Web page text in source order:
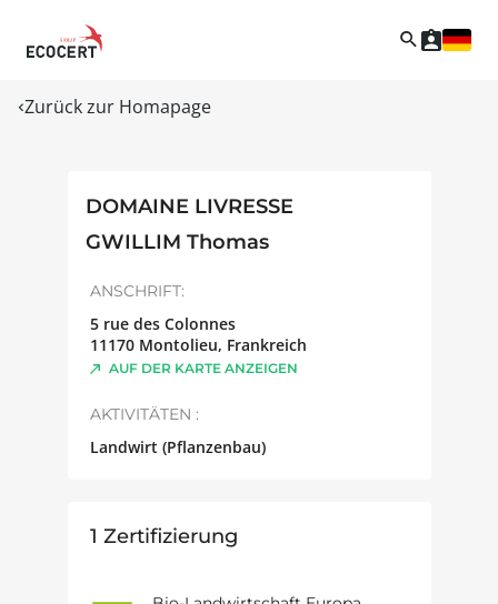
Zurück zur Homapage
DOMAINE LIVRESSE
GWILLIM Thomas
ANSCHRIFT:
5 rue des Colonnes
11170 Montolieu, Frankreich
AUF DER KARTE ANZEIGEN
AKTIVITÄTEN :
Landwirt (Pflanzenbau)
1 Zertifizierung